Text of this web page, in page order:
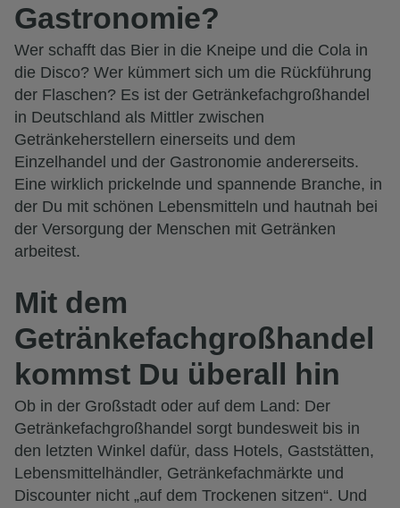
Gastronomie?
Wer schafft das Bier in die Kneipe und die Cola in
die Disco? Wer kümmert sich um die Rückführung
der Flaschen? Es ist der Getränkefachgroßhandel
in Deutschland als Mittler zwischen
Getränkeherstellern einerseits und dem
Einzelhandel und der Gastronomie andererseits.
Eine wirklich prickelnde und spannende Branche, in
der Du mit schönen Lebensmitteln und hautnah bei
der Versorgung der Menschen mit Getränken
arbeitest.
Mit dem
Getränkefachgroßhandel
kommst Du überall hin
Ob in der Großstadt oder auf dem Land: Der
Getränkefachgroßhandel sorgt bundesweit bis in
den letzten Winkel dafür, dass Hotels, Gaststätten,
Lebensmittelhändler, Getränkefachmärkte und
Discounter nicht „auf dem Trockenen sitzen“. Und